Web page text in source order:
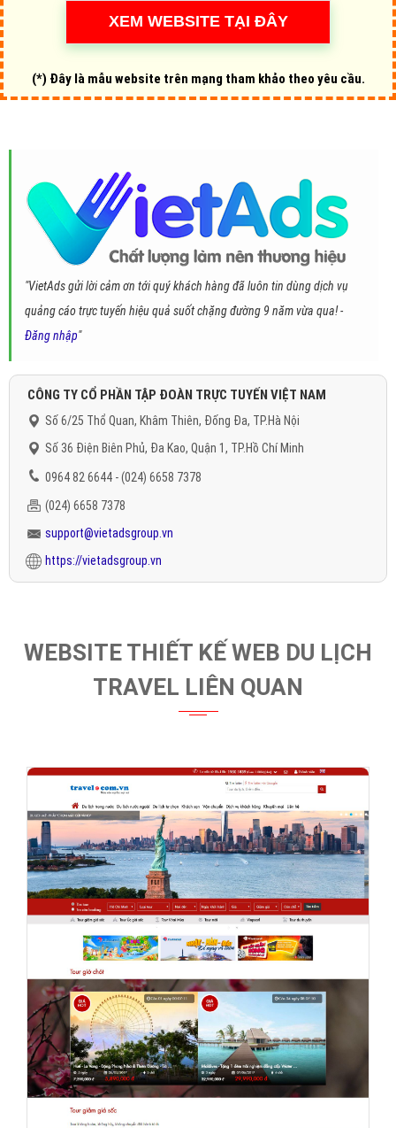
(*) Đây là mẫu website trên mạng tham khảo theo yêu cầu.
"VietAds gửi lời cảm ơn tới quý khách hàng đã luôn tin dùng dịch vụ
quảng cáo trực tuyến hiệu quả suốt chặng đường 9 năm vừa qua! -
Đăng nhập"
CÔNG TY CỔ PHẦN TẬP ĐOÀN TRỰC TUYẾN VIỆT NAM
Số 6/25 Thổ Quan, Khâm Thiên, Đống Đa, TP.Hà Nội
Số 36 Điện Biên Phủ, Đa Kao, Quận 1, TP.Hồ Chí Minh
0964 82 6644 - (024) 6658 7378
(024) 6658 7378
support@vietadsgroup.vn
https://vietadsgroup.vn
WEBSITE THIẾT KẾ WEB DU LỊCH
TRAVEL LIÊN QUAN